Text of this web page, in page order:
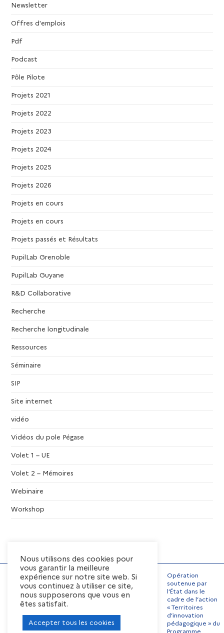
Newsletter
Offres d'emplois
Pdf
Podcast
Pôle Pilote
Projets 2021
Projets 2022
Projets 2023
Projets 2024
Projets 2025
Projets 2026
Projets en cours
Projets en cours
Projets passés et Résultats
PupilLab Grenoble
PupilLab Guyane
R&D Collaborative
Recherche
Recherche longitudinale
Ressources
Séminaire
SIP
Site internet
vidéo
Vidéos du pole Pégase
Volet 1 – UE
Volet 2 – Mémoires
Webinaire
Workshop
Mentions Légales
d’utilisation
Préférences de cookies
Opération
soutenue par
l’État dans le
cadre de l’action
« Territoires
d’innovation
pédagogique » du
Programme
Nous utilisons des cookies pour
vous garantir la meilleure
expérience sur notre site web. Si
vous continuez à utiliser ce site,
nous supposerons que vous en
êtes satisfait.
Accepter tous les cookies